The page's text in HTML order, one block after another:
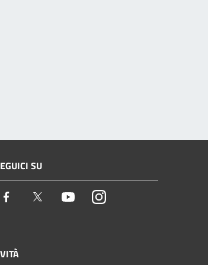
SU
Facebook Twitter YoutubeInstagram